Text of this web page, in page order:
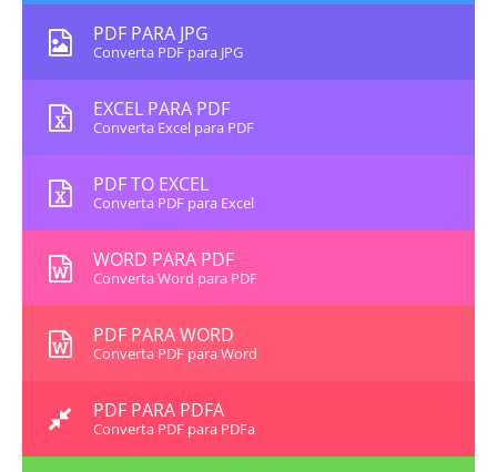
PDF PARA JPG
Converta PDF para JPG
EXCEL PARA PDF
Converta Excel para PDF
PDF TO EXCEL
Converta PDF para Excel
WORD PARA PDF
Converta Word para PDF
PDF PARA WORD
Converta PDF para Word
PDF PARA PDFA
Converta PDF para PDFa